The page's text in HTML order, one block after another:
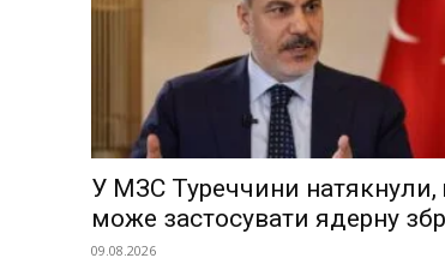
У МЗС Туреччини натякнули,
може застосувати ядерну
09.08.2026